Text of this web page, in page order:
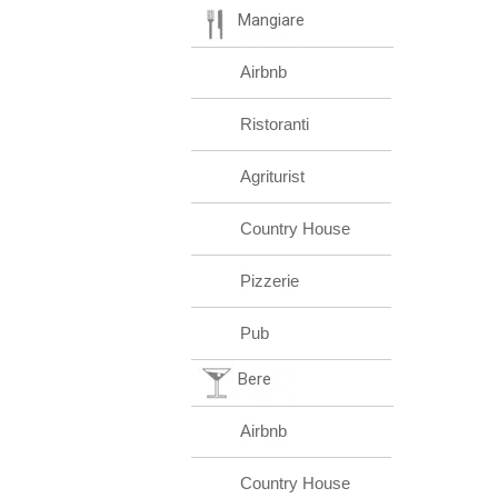
Mangiare
Airbnb
Ristoranti
Agriturist
Country House
Pizzerie
Pub
Bere
Airbnb
Country House